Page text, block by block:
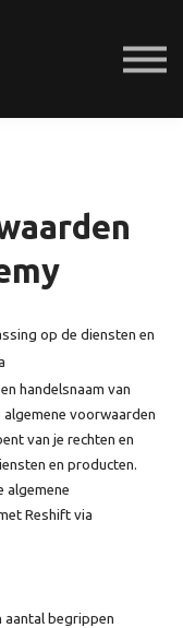
op de diensten en
handelsnaam van
voorwaarden
van je rechten en
en producten.
algemene
Reshift via
aantal begrippen